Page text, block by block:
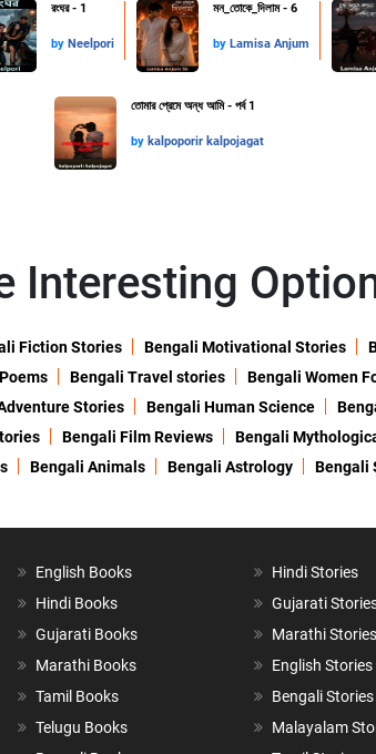
রংঘর - 1
by Neelpori
মন_তোকে_দিলাম - 6
by Lamisa Anjum
তোমার প্রেমে অন্ধ আমি - পর্ব 1
by kalpoporir kalpojagat
Interesting
Fiction Stories Bengali Motivational Stories
Bengali Travel stories Bengali Women
Stories Bengali Human Science
Bengali Film Reviews Bengali
Bengali Animals Bengali Astrology Bengali
English Books
Hindi Books
Gujarati Books
Marathi Books
Tamil Books
Telugu Books
Hindi Stories
Gujarati
Marathi Stories
English Stories
Bengali Stories
Malayalam